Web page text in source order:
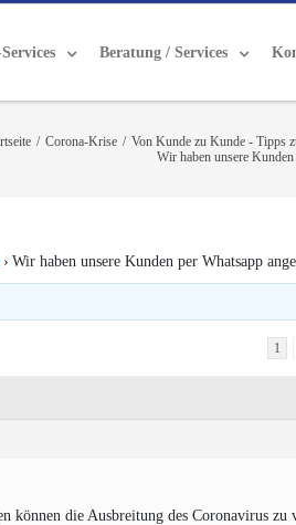
Beratung / Services
/ Corona-Krise / Von Kunde zu Kunde - Tipps
Wir haben unsere
› Wir haben unsere Kunden per Whatsapp
1
können die Ausbreitung des Coronavirus zu